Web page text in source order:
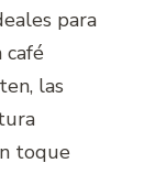
para
café
las
toque